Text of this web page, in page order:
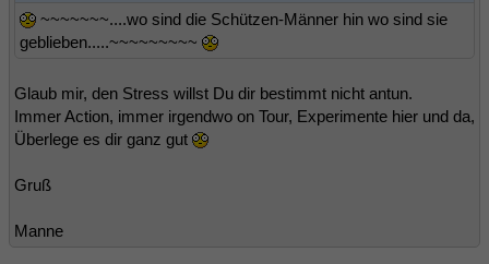
~~~~~~~....wo sind die Schützen-Männer hin wo sind sie
geblieben.....~~~~~~~~~
Glaub mir, den Stress willst Du dir bestimmt nicht antun.
Immer Action, immer irgendwo on Tour, Experimente hier und da,
Überlege es dir ganz gut
Gruß
Manne